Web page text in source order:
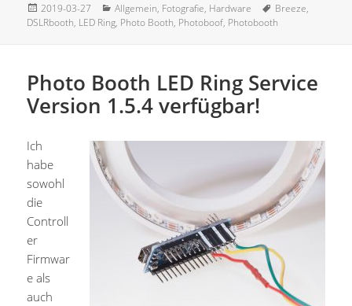
Veröffentlicht
am
2019-03-27 Kategorien
Allgemein, Fotografie, Hardware Schlagwörter
Breeze,
DSLRbooth, LED Ring, Photo Booth, Photoboof, Photobooth
Photo Booth LED Ring Service
Version 1.5.4 verfügbar!
Ich
habe
sowohl
die
Controll
er
Firmwar
e als
auch